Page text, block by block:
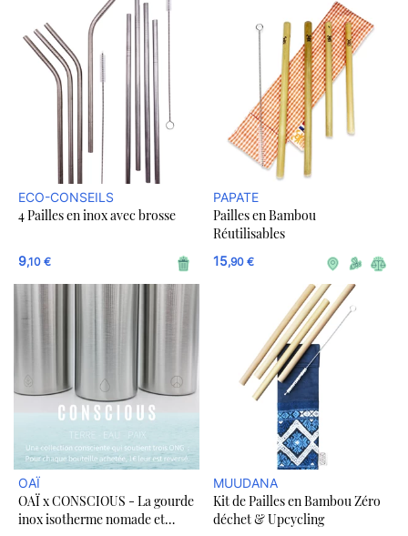
ECO-CONSEILS
4 Pailles en inox avec brosse
9,10 €
PAPATE
Pailles en Bambou
Réutilisables
15,90 €
OAÏ
OAÏ x CONSCIOUS - La gourde
inox isotherme nomade et
MUUDANA
Kit de Pailles en Bambou Zéro
déchet & Upcycling